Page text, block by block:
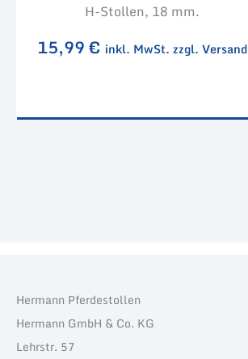
H-Stollen, 18 mm.
15,99€ inkl. MwSt. zzgl. Versand
Hermann Pferdestollen
Hermann GmbH & Co. KG
Lehrstr. 57